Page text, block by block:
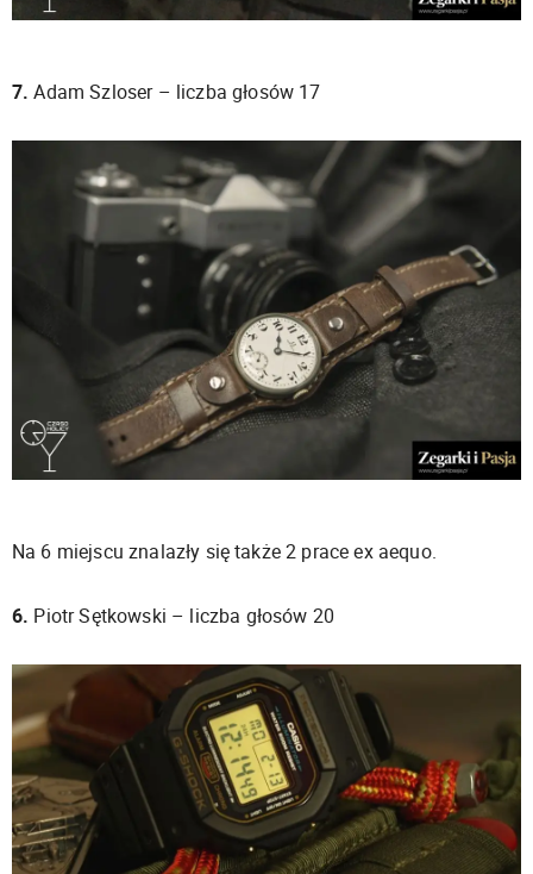
7. Adam Szloser – liczba głosów 17
Na 6 miejscu znalazły się także 2 prace ex aequo.
6. Piotr Sętkowski – liczba głosów 20